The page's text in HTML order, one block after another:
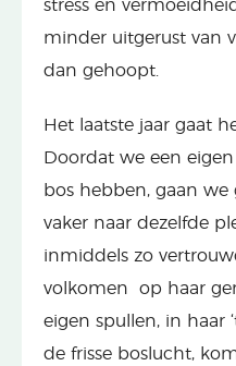
stress en
minder uitgerust van
dan gehoopt.
Het laatste jaar gaat
Doordat we een
bos hebben, gaan
vaker naar dezelfde
inmiddels zo
volkomen op haar
eigen spullen, in haar
de frisse boslucht,